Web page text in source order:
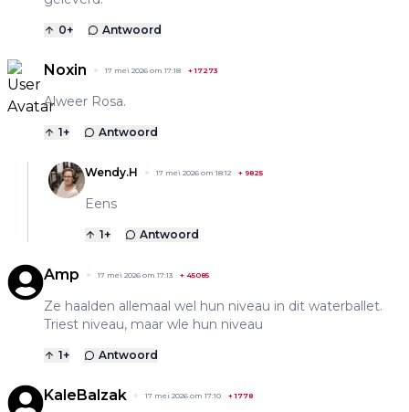
0+ Antwoord
Noxin 17 mei 2026 om 17:18 +17273
Alweer Rosa.
1+ Antwoord
Wendy.H 17 mei 2026 om 18:12 + 9825
Eens
1+ Antwoord
Amp 17 mei 2026 om 17:13 + 45085
Ze haalden allemaal wel hun niveau in dit waterballet.
Triest niveau, maar wle hun niveau
1+ Antwoord
KaleBalzak 17 mei 2026 om 17:10 +1778